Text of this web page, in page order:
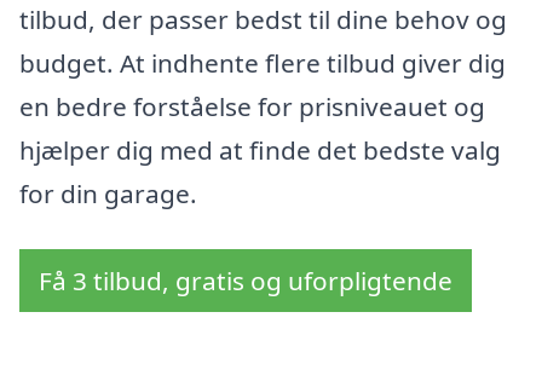
tilbud, der passer bedst til dine behov og
budget. At indhente flere tilbud giver dig
en bedre forståelse for prisniveauet og
hjælper dig med at finde det bedste valg
for din garage.
Få 3 tilbud, gratis og uforpligtende